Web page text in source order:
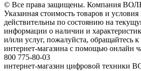
© Все права защищены. Компания
Указанная стоимость товаров и
действительны по состоянию на
информации о наличии и
и/или услуг, пожалуйста, обращайтесь
интернет-магазина с помощью онлайн
800 775-80-03
интернет-магазин цифровой техники